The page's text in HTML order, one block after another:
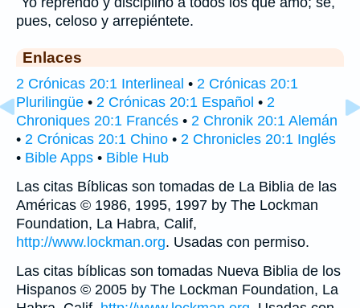
pues, celoso y arrepiéntete.
Enlaces
2 Crónicas 20:1 Interlineal • 2 Crónicas 20:1
Plurilingüe • 2 Crónicas 20:1 Español • 2
Chroniques 20:1 Francés • 2 Chronik 20:1 Alemán
• 2 Crónicas 20:1 Chino • 2 Chronicles 20:1 Inglés
• Bible Apps • Bible Hub
Las citas Bíblicas son tomadas de La Biblia de las
Américas © 1986, 1995, 1997 by The Lockman
Foundation, La Habra, Calif,
http://www.lockman.org. Usadas con permiso.
Las citas bíblicas son tomadas Nueva Biblia de los
Hispanos © 2005 by The Lockman Foundation, La